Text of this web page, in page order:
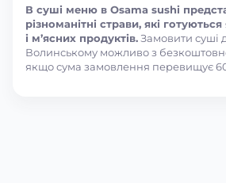
В суші меню в Osama sushi
різноманітні страви, які
і м’ясних продуктів.Замовити суші
Волинському можливо з
якщо сума замовлення перевищує